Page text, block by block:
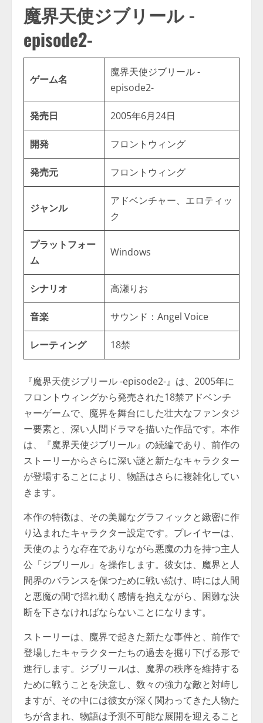
魔界天使ジブリール -
episode2-
ゲーム名
魔界天使ジブリール -
episode2-
発売日 2005年6月24日
開発 フロントウィング
発売元 フロントウィング
ジャンル
アドベンチャー、エロティッ
ク
プラットフォー
ム
Windows
シナリオ 高瀬りお
音楽 サウンド：Angel Voice
レーティング 18禁
『魔界天使ジブリール -episode2-』は、2005年に
フロントウィングから発売された18禁アドベンチ
ャーゲームで、魔界を舞台にした壮大なファンタジ
ー要素と、深い人間ドラマを描いた作品です。本作
は、『魔界天使ジブリール』の続編であり、前作の
ストーリーからさらに深い謎と新たなキャラクター
が登場することにより、物語はさらに複雑化してい
きます。
本作の特徴は、その美麗なグラフィックと緻密に作
り込まれたキャラクター設定です。プレイヤーは、
天使のような存在でありながら悪魔の力を持つ主人
公「ジブリール」を操作します。彼女は、魔界と人
間界のバランスを保つために戦い続け、時には人間
と悪魔の間で揺れ動く感情を抱えながら、困難な決
断を下さなければならないことになります。
ストーリーは、魔界で起きた新たな事件と、前作で
登場したキャラクターたちの過去を掘り下げる形で
進行します。ジブリールは、魔界の秩序を維持する
ために戦うことを決意し、数々の強力な敵と対峙し
ますが、その中には彼女が深く関わってきた人物た
ちが含まれ、物語は予測不可能な展開を迎えること